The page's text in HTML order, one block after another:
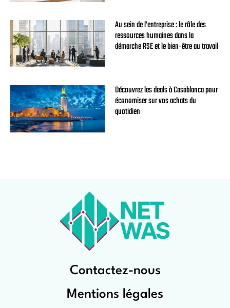
Au sein de l’entreprise : le rôle des
ressources humaines dans la
démarche RSE et le bien-être au travail
Découvrez les deals à Casablanca pour
économiser sur vos achats du
quotidien
Contactez-nous
Mentions légales